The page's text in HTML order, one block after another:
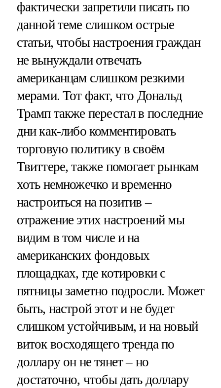
фактически запретили писать по
данной теме слишком острые
статьи, чтобы настроения граждан
не вынуждали отвечать
американцам слишком резкими
мерами. Тот факт, что Дональд
Трамп также перестал в последние
дни как-либо комментировать
торговую политику в своём
Твиттере, также помогает рынкам
хоть немножечко и временно
настроиться на позитив –
отражение этих настроений мы
видим в том числе и на
американских фондовых
площадках, где котировки с
пятницы заметно подросли. Может
быть, настрой этот и не будет
слишком устойчивым, и на новый
виток восходящего тренда по
доллару он не тянет – но
достаточно, чтобы дать доллару